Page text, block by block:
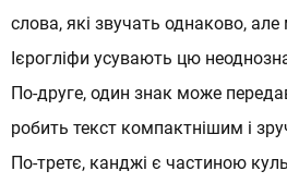
слова, які звучать однаково,
Ієрогліфи усувають цю
По-друге, один знак може
робить текст компактнішим і
По-третє, канджі є частиною